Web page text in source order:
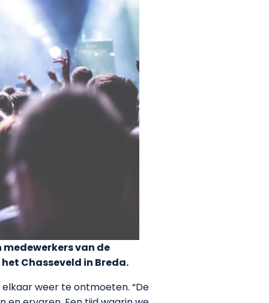
van de
Chasseveld in Breda.
weer te ontmoeten. “De